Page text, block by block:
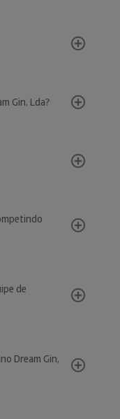
Gin, Lda?
de
Dream Gin,